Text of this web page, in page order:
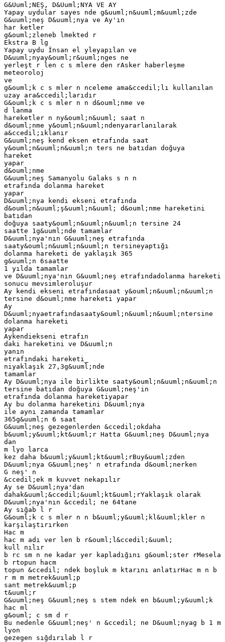
G&Uuml;NEŞ, D&Uuml;NYA VE AY
Yapay uydular sayes nde g&uuml;n&uuml;m&uuml;zde
G&uuml;neş D&uuml;nya ve Ay'ın
har ketler
g&ouml;zleneb lmekted r
Ekstra B lg
Yapay uydu İnsan el yleyapılan ve
D&uuml;nyay&ouml;r&uuml;nges ne
yerleşt r len c s mlere den rAsker haberleşme
meteoroloj
ve
g&ouml;k c s mler n nceleme ama&ccedil;lı kullanılan
uzay ara&ccedil;larıdır
G&ouml;k c s mler n n d&ouml;nme ve
d lanma
hareketler n ny&ouml;n&uuml; saat n
d&ouml;nme y&ouml;n&uuml;ndenyararlanılarak
a&ccedil;ıklanır
G&uuml;neş kend eksen etrafında saat
y&ouml;n&uuml;n&uuml;n ters ne batıdan doğuya
hareket
yapar
d&ouml;nme
G&uuml;neş Samanyolu Galaks s n n
etrafında dolanma hareket
yapar
D&uuml;nya kendi ekseni etrafında
d&ouml;n&uuml;ş&uuml;n&uuml; d&ouml;nme hareketini
batıdan
doğuya saaty&ouml;n&uuml;n&uuml;n tersine 24
saatte 1g&uuml;nde tamamlar
D&uuml;nya'nın G&uuml;neş etrafında
saaty&ouml;n&uuml;n&uuml;n tersineyaptığı
dolanma hareketi de yaklaşık 365
g&uuml;n 6saatte
1 yılda tamamlar
ve D&uuml;nya'nın G&uuml;neş etrafındadolanma hareketi
sonucu mevsimleroluşur
Ay kendi ekseni etrafındasaat y&ouml;n&uuml;n&uuml;n
tersine d&ouml;nme hareketi yapar
Ay
D&uuml;nyaetrafındasaaty&ouml;n&uuml;n&uuml;ntersine
dolanma hareketi
yapar
Aykendiekseni etrafın
daki hareketini ve D&uuml;n
yanın
etrafındaki hareketi_
niyaklaşık 27,3g&uuml;nde
tamamlar
Ay D&uuml;nya ile birlikte saaty&ouml;n&uuml;n&uuml;n
tersine batıdan doğuya G&uuml;neş'in
etrafında dolanma hareketiyapar
Ay bu dolanma hareketini D&uuml;nya
ile aynı zamanda tamamlar
365g&uuml;n 6 saat
G&uuml;neş gezegenlerden &ccedil;okdaha
b&uuml;y&uuml;kt&uuml;r Hatta G&uuml;neş D&uuml;nya
dan
m lyo larca
kez daha b&uuml;y&uuml;kt&uuml;rBuy&uuml;zden
D&uuml;nya G&uuml;neş' n etrafında d&ouml;nerken
G neş' n
&ccedil;ek m kuvvet nekapılır
Ay se D&uuml;nya'dan
dahak&uuml;&ccedil;&uuml;kt&uuml;rYaklaşık olarak
D&uuml;nya'nın &ccedil; ne 64tane
Ay sığab l r
G&ouml;k c s mler n n b&uuml;y&uuml;kl&uuml;kler n
karşılaştırırken
Hac m
hac m adı ver len b r&ouml;l&ccedil;&uuml;
kull nılır
b rc sm n ne kadar yer kapladığını g&ouml;ster rMesela
b rtopun hacm
topun &ccedil; ndek boşluk m ktarını anlatırHac m n b
r m m metrek&uuml;p
sant metrek&uuml;p
t&uuml;r
G&uuml;neş G&uuml;neş s stem ndek en b&uuml;y&uuml;k
hac ml
g&ouml; c sm d r
Bu nedenle G&uuml;neş' n &ccedil; ne D&uuml;nyag b 1 m
lyon
gezegen sığdırılab l r